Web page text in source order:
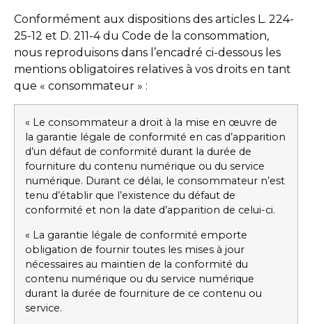
Conformément aux dispositions des articles L. 224-
25-12 et D. 211-4 du Code de la consommation,
nous reproduisons dans l’encadré ci-dessous les
mentions obligatoires relatives à vos droits en tant
que « consommateur » :
« Le consommateur a droit à la mise en œuvre de
la garantie légale de conformité en cas d’apparition
d’un défaut de conformité durant la durée de
fourniture du contenu numérique ou du service
numérique. Durant ce délai, le consommateur n’est
tenu d’établir que l’existence du défaut de
conformité et non la date d’apparition de celui-ci.
« La garantie légale de conformité emporte
obligation de fournir toutes les mises à jour
nécessaires au maintien de la conformité du
contenu numérique ou du service numérique
durant la durée de fourniture de ce contenu ou
service.